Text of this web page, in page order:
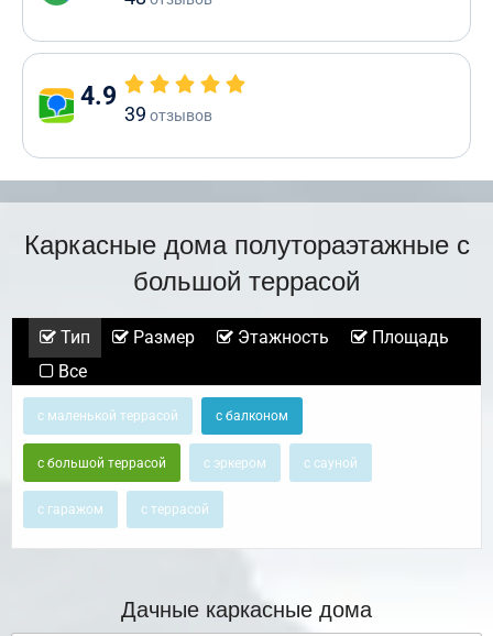
4.9
39 отзывов
Каркасные дома полутораэтажные с
большой террасой
Тип Размер Этажность
Площадь
Все
с маленькой террасой с балконом
с большой террасой с эркером с сауной
с гаражом с террасой
Дачные каркасные дома